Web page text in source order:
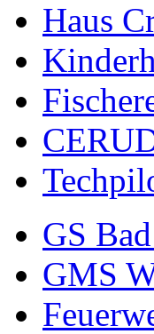
Haus
GS
GMS